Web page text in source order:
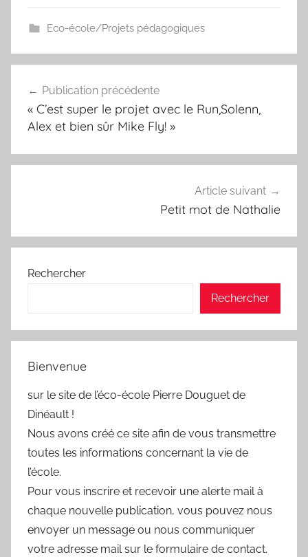
Eco-école/Projets pédagogiques
de
l’article
Publication précédente
« C’est super le projet avec le Run,Solenn,
Alex et bien sûr Mike Fly! »
Article suivant
Petit mot de Nathalie
Rechercher
Rechercher
Bienvenue
sur le site de l’éco-école Pierre Douguet de
Dinéault !
Nous avons créé ce site afin de vous transmettre
toutes les informations concernant la vie de
l’école.
Pour vous inscrire et recevoir une alerte mail à
chaque nouvelle publication, vous pouvez nous
envoyer un message ou nous communiquer
votre adresse mail sur le formulaire de contact.